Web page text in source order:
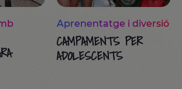
Aprenentatge i diversió
CAMPAMENTS PER
ADOLESCENTS